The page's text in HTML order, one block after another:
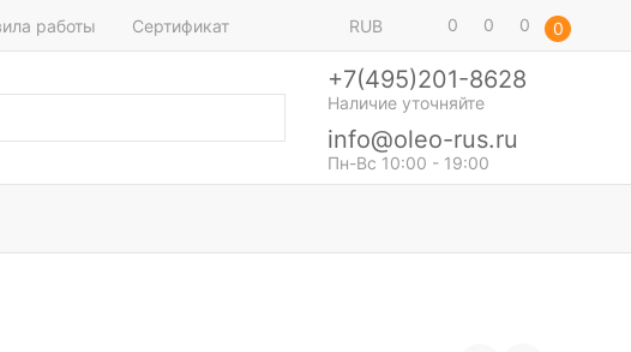
работы Сертификат RUB 0 0 0 0
+7(495)201-8628
Наличие уточняйте
info@oleo-rus.ru
Пн-Вс 10:00 - 19:00